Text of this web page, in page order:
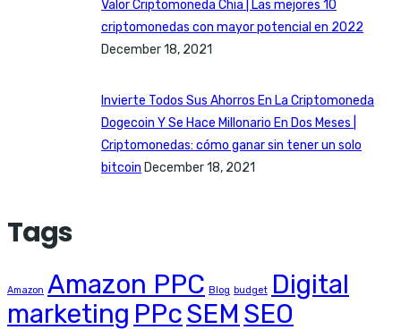
Valor Criptomoneda Chia | Las mejores 10
criptomonedas con mayor potencial en 2022
December 18, 2021
Invierte Todos Sus Ahorros En La Criptomoneda
Dogecoin Y Se Hace Millonario En Dos Meses |
Criptomonedas: cómo ganar sin tener un solo
bitcoin December 18, 2021
Tags
Amazon Amazon PPC Blog budget Digital
marketing PPcSEM SEO